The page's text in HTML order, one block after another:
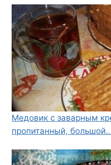
Медовик с заварным
пропитанный,